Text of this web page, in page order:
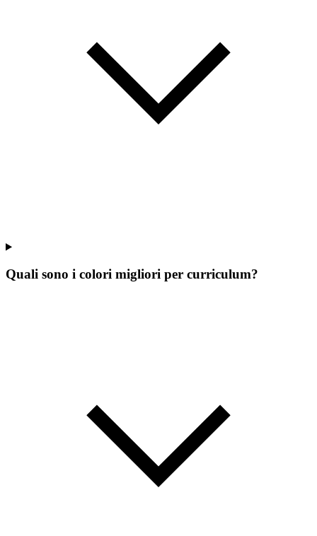
Quali sono i colori migliori per curriculum?